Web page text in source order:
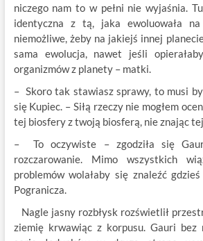
niczego nam to w pełni nie wyjaśnia.
identyczna z tą, jaka ewoluowała
niemożliwe, żeby na jakiejś innej
sama ewolucja, nawet jeśli
organizmów z planety – matki.
– Skoro tak stawiasz sprawy, to musi
się Kupiec. – Siłą rzeczy nie mogłem
tej biosfery z twoją biosferą, nie znając
– To oczywiste – zgodziła się
rozczarowanie. Mimo wszystkich
problemów wolałaby się znaleźć
Pogranicza.
Nagle jasny rozbłysk rozświetlił
ziemię krwawiąc z korpusu. Gauri bez